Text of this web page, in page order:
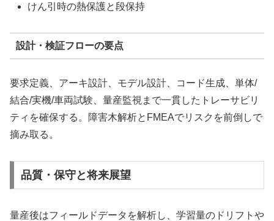
けん引時の熱保護と段保持
設計・検証フローの要点
要求定義、アーキ設計、モデル設計、コード生成、単体/
結合/実機/車両試験、量産監視まで一貫したトレーサビリ
ティを確保する。障害木解析とFMEAでリスクを前倒しで
摘み取る。
品質・保守と将来展望
量産後はフィールドデータを解析し、学習量のドリフトや